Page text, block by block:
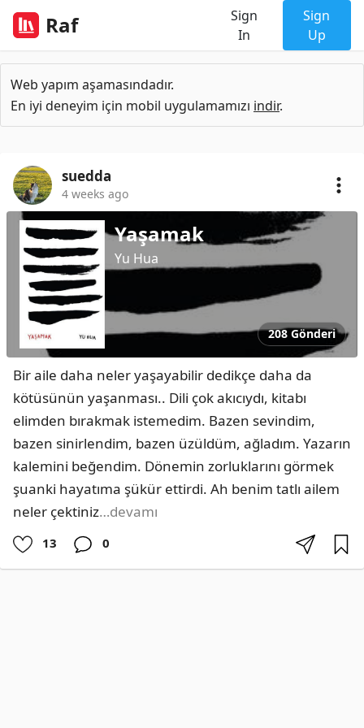
Raf
Sign
In
Sign
Up
Web yapım aşamasındadır.
En iyi deneyim için mobil uygulamamızı indir.
suedda
4 weeks ago
Yaşamak
Yu Hua
208 Gönderi
Bir aile daha neler yaşayabilir dedikçe daha da
kötüsünün yaşanması.. Dili çok akıcıydı, kitabı
elimden bırakmak istemedim. Bazen sevindim,
bazen sinirlendim, bazen üzüldüm, ağladım. Yazarın
kalemini beğendim. Dönemin zorluklarını görmek
şuanki hayatıma şükür ettirdi. Ah benim tatlı ailem
neler çektiniz…devamı
13 0